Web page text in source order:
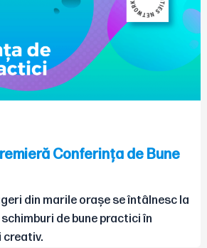
Conferința de Bune
din marile orașe se întâlnesc la
de bune practici în
creativ.